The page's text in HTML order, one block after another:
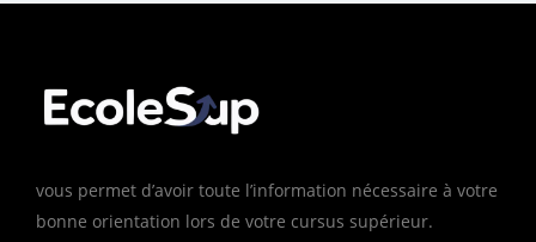
vous permet d’avoir toute l’information nécessaire à votre
bonne orientation lors de votre cursus supérieur.